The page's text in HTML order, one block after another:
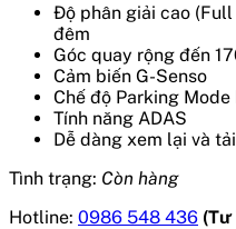
Độ phân giải cao
đêm
Góc quay rộng đến
Cảm biến G-Senso
Chế độ Parking
Tính năng ADAS
Dễ dàng xem lại và
Tình trạng: Còn hàng
Hotline: 0986 548 436 (Tư